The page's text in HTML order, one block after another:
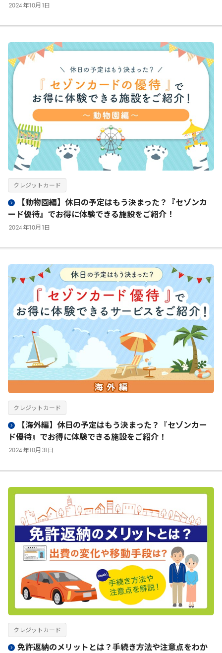
2024 年 10月 日
【動物園編】休日の予定はもう決まった？『セゾンカ
ード優待』でお得に体験できる施設をご紹介！
2024 年 10月 日
クレジットカード
【海外編】休日の予定はもう決まった？『セゾンカー
ド優待』でお得に体験できる施設をご紹介！
2024 年 10月 31 日
クレジットカード
免許返納のメリットとは？手続き方法や注意点をわか
クレジットカード